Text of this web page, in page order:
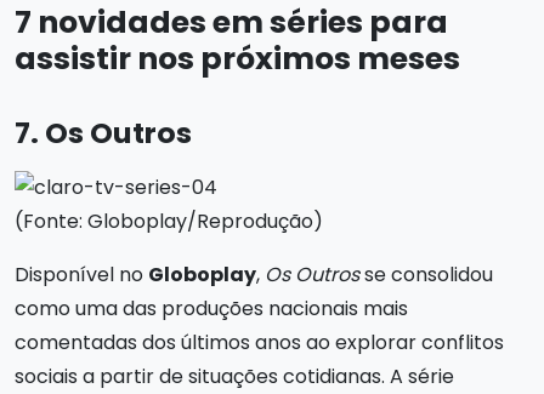
7 novidades em séries para
assistir nos próximos meses
7. Os Outros
(Fonte: Globoplay/Reprodução)
Disponível no Globoplay, Os Outrosse consolidou
como uma das produções nacionais mais
comentadas dos últimos anos ao explorar conflitos
sociais a partir de situações cotidianas. A série